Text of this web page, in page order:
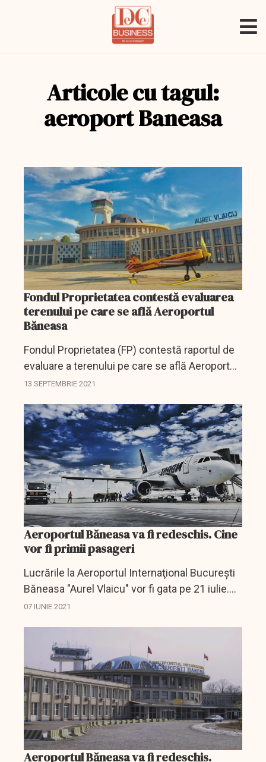
Articole cu tagul:
aeroport Baneasa
Fondul Proprietatea contestă evaluarea
terenului pe care se află Aeroportul
Băneasa
Fondul Proprietatea (FP) contestă raportul de
evaluare a terenului pe care se află Aeroportul
Băneasa, prin care se atribuie acestuia o
decât...
13 SEPTEMBRIE 2021
Aeroportul Băneasa va fi redeschis. Cine
vor fi primii pasageri
Lucrările la Aeroportul Internaţional Bucureşti
Băneasa "Aurel Vlaicu" vor fi gata pe 21 iulie.
Timpul de îmbarcare va fi între 30 şi 60 de
07 IUNIE 2021
Aeroportul Băneasa va fi redeschis.